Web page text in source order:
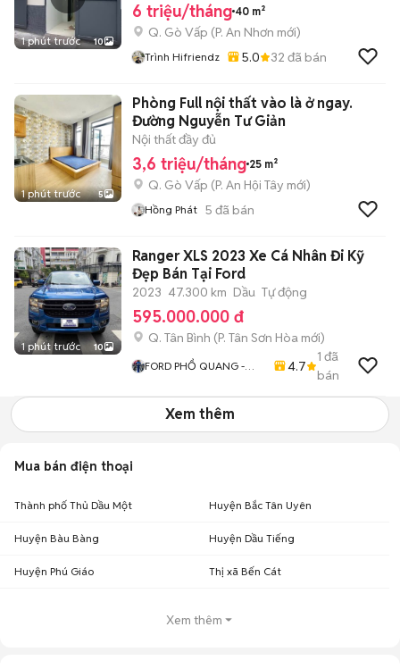
1 phút trước 10
6 triệu/tháng 40 m²
Q. Gò Vấp (P. An Nhơn mới)
Trình Hifriendz 5.0 32 đã bán
1 phút trước 5
Phòng Full nội thất vào là ở ngay.
Đường Nguyễn Tư Giản
Nội thất đầy đủ
3,6 triệu/tháng 25 m²
Q. Gò Vấp (P. An Hội Tây mới)
Hồng Phát 5 đã bán
1 phút trước 10
Ranger XLS 2023 Xe Cá Nhân Đi Kỹ
Đẹp Bán Tại Ford
2023 47.300 km Dầu Tự động
595.000.000 đ
Q. Tân Bình (P. Tân Sơn Hòa mới)
FORD PHỔ QUANG -
4.7
1 đã
bán
Xem thêm
Mua bán điện thoại
Thành phố Thủ Dầu Một Huyện Bắc Tân Uyên
Huyện Bàu Bàng Huyện Dầu Tiếng
Huyện Phú Giáo Thị xã Bến Cát
Xem thêm